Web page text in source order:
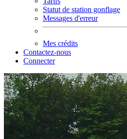
Statut de station gonflage
Messages d'erreur
Mes crédits
Contactez-nous
Connecter